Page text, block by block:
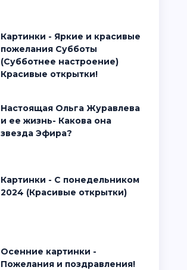
Картинки - Яркие и красивые
пожелания Субботы
(Субботнее настроение)
Красивые открытки!
Настоящая Ольга Журавлева
и ее жизнь- Какова она
звезда Эфира?
Картинки - С понедельником
2024 (Красивые открытки)
Осенние картинки -
Пожелания и поздравления!